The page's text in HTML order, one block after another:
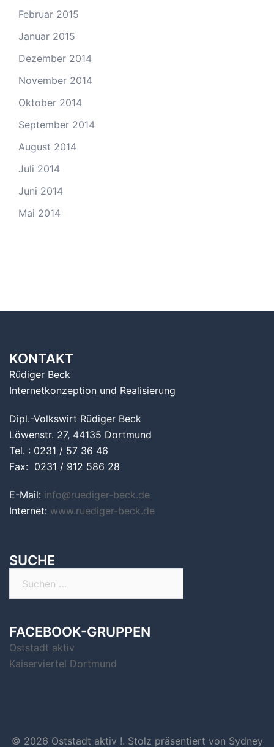
Februar 2015
Januar 2015
Dezember 2014
November 2014
Oktober 2014
September 2014
August 2014
Juli 2014
Juni 2014
Mai 2014
KONTAKT
Rüdiger Beck
Internetkonzeption und Realisierung
Dipl.-Volkswirt Rüdiger Beck
Löwenstr. 27, 44135 Dortmund
Tel. : 0231 / 57 36 46
Fax: 0231 / 912 586 28
E-Mail: info@ruediger-beck.de
Internet: www.ruediger-beck.de
SUCHE
nach:
FACEBOOK-GRUPPEN
Oststadt aktiv
Kaiserviertel Dortmund
© 2026 Oststadt aktiv !. Stolz präsentiert von Sydney